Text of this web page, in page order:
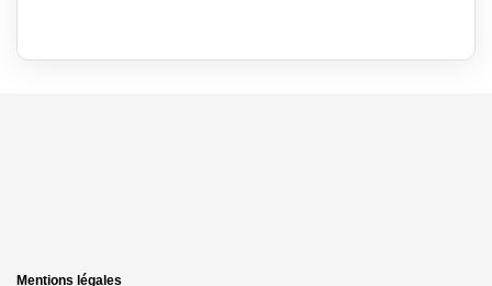
Mentions légales